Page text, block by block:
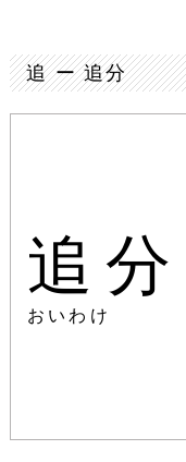
追 ー 追分
追分
おいわけ